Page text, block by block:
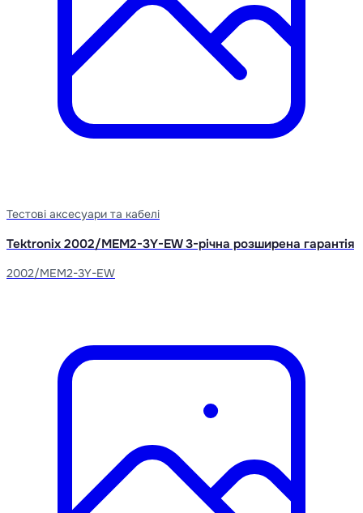
Тестові аксесуари та кабелі
Tektronix 2002/MEM2-3Y-EW 3-річна розширена гарантія
2002/MEM2-3Y-EW